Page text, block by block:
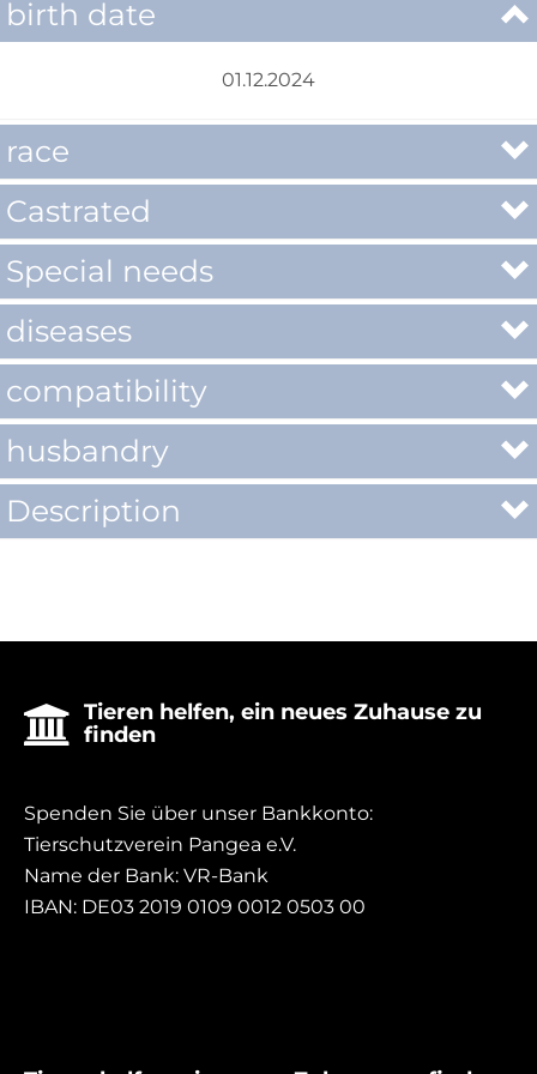
birth date
01.12.2024
race
Castrated
Special needs
diseases
compatibility
husbandry
Description
 Tieren helfen, ein neues Zuhause zu
finden
Spenden Sie über unser Bankkonto:
Tierschutzverein Pangea e.V.
Name der Bank: VR-Bank
IBAN: DE03 2019 0109 0012 0503 00